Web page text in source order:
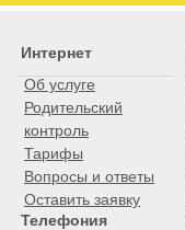
Интернет
Об услуге
Родительский
контроль
Тарифы
Вопросы и ответы
Оставить заявку
Телефония